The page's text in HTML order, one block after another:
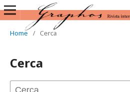
Home / Cerca
Cerca